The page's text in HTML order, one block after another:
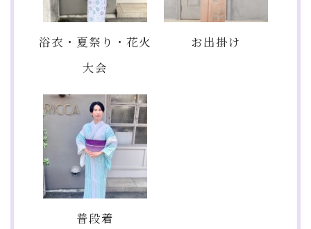
浴衣・夏祭り・花火
大会
お出掛け
普段着